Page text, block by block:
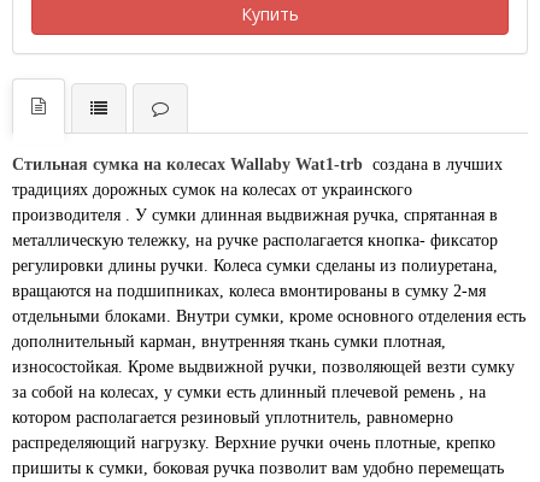
Купить
Стильная сумка на колесах Wallaby Wat1-trb создана в лучших
традициях дорожных сумок на колесах от украинского
производителя . У сумки длинная выдвижная ручка, спрятанная в
металлическую тележку, на ручке располагается кнопка- фиксатор
регулировки длины ручки. Колеса сумки сделаны из полиуретана,
вращаются на подшипниках, колеса вмонтированы в сумку 2-мя
отдельными блоками. Внутри сумки, кроме основного отделения есть
дополнительный карман, внутренняя ткань сумки плотная,
износостойкая. Кроме выдвижной ручки, позволяющей везти сумку
за собой на колесах, у сумки есть длинный плечевой ремень , на
котором располагается резиновый уплотнитель, равномерно
распределяющий нагрузку. Верхние ручки очень плотные, крепко
пришиты к сумки, боковая ручка позволит вам удобно перемещать